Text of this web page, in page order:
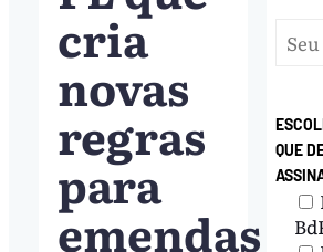
cria
novas
regras
para
emendas
QUE